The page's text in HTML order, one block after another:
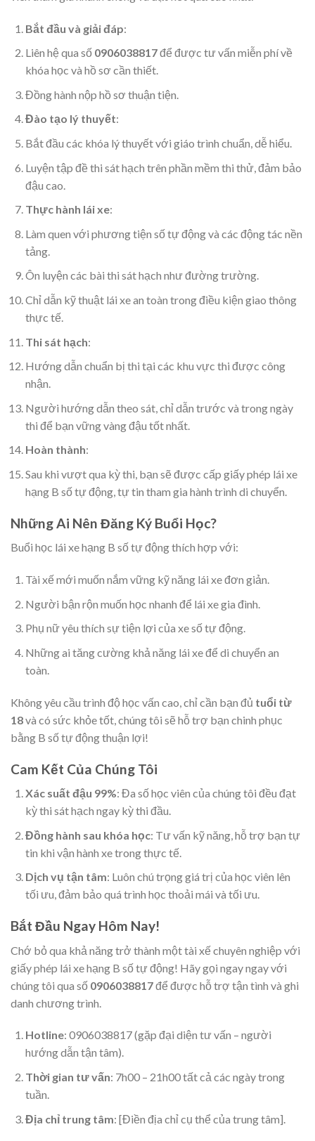
Bắt đầu và giải đáp:
Liên hệ qua số 0906038817để được tư vấn miễn phí về
khóa học và hồ sơ cần thiết.
Đồng hành nộp hồ sơ thuận tiện.
Đào tạo lý thuyết:
Bắt đầu các khóa lý thuyết với giáo trình chuẩn, dễ hiểu.
Luyện tập đề thi sát hạch trên phần mềm thi thử, đảm bảo
đậu cao.
Thực hành lái xe:
Làm quen với phương tiện số tự động và các động tác nền
tảng.
Ôn luyện các bài thi sát hạch như đường trường.
Chỉ dẫn kỹ thuật lái xe an toàn trong điều kiện giao thông
thực tế.
Thi sát hạch:
Hướng dẫn chuẩn bị thi tại các khu vực thi được công
nhận.
Người hướng dẫn theo sát, chỉ dẫn trước và trong ngày
thi để bạn vững vàng đậu tốt nhất.
Hoàn thành:
Sau khi vượt qua kỳ thi, bạn sẽ được cấp giấy phép lái xe
hạng B số tự động, tự tin tham gia hành trình di chuyển.
Những Ai Nên Đăng Ký Buổi Học?
Buổi học lái xe hạng B số tự động thích hợp với:
Tài xế mới muốn nắm vững kỹ năng lái xe đơn giản.
Người bận rộn muốn học nhanh để lái xe gia đình.
Phụ nữ yêu thích sự tiện lợi của xe số tự động.
Những ai tăng cường khả năng lái xe để di chuyển an
toàn.
Không yêu cầu trình độ học vấn cao, chỉ cần bạn đủ tuổi từ
18và có sức khỏe tốt, chúng tôi sẽ hỗ trợ bạn chinh phục
bằng B số tự động thuận lợi!
Cam Kết Của Chúng Tôi
Xác suất đậu 99%: Đa số học viên của chúng tôi đều đạt
kỳ thi sát hạch ngay kỳ thi đầu.
Đồng hành sau khóa học: Tư vấn kỹ năng, hỗ trợ bạn tự
tin khi vận hành xe trong thực tế.
Dịch vụ tận tâm: Luôn chú trọng giá trị của học viên lên
tối ưu, đảm bảo quá trình học thoải mái và tối ưu.
Bắt Đầu Ngay Hôm Nay!
Chớ bỏ qua khả năng trở thành một tài xế chuyên nghiệp với
giấy phép lái xe hạng B số tự động! Hãy gọi ngay ngay với
chúng tôi qua số 0906038817để được hỗ trợ tận tình và ghi
danh chương trình.
Hotline: 0906038817 (gặp đại diện tư vấn – người
hướng dẫn tận tâm).
Thời gian tư vấn: 7h00 – 21h00 tất cả các ngày trong
tuần.
Địa chỉ trung tâm: [Điền địa chỉ cụ thể của trung tâm].